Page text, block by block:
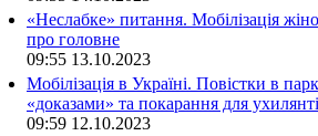
«Неслабке» питання. Мобілізація
про головне
09:55 13.10.2023
Мобілізація в Україні. Повістки в
«доказами» та покарання для
09:59 12.10.2023